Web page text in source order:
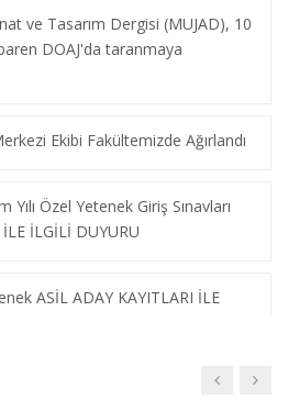
ve Tasarım Dergisi (MUJAD), 10
DOAJ'da taranmaya
Ekibi Fakültemizde Ağırlandı
Özel Yetenek Giriş Sınavları
İLGİLİ DUYURU
ASİL ADAY KAYITLARI İLE
Projesi